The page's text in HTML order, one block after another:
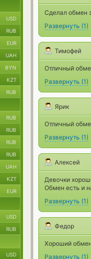
Сделал обмен
Развернуть (1)
Тимофей
Отличный
Развернуть (1)
Ярик
Отличный
Развернуть (1)
Алексей
Девочки
Обмен есть и
Развернуть (1)
Федор
Хороший
Развернуть (1)
USD
RUB
EUR
UAH
BYN
KZT
RUB
RUB
RUB
RUB
RUB
UAH
KZT
EUR
USD
RUB
USD